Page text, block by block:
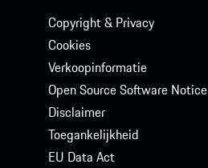
Copyright & Privacy
Cookies
Verkoopinformatie
Open Source Software Notice
Disclaimer
Toegankelijkheid
EU Data Act